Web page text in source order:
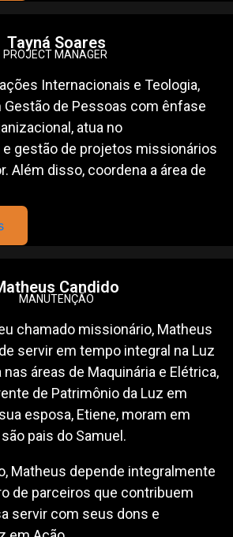
Tayná Soares
PROJECT MANAGER
Internacionais e Teologia,
Gestão de Pessoas com ênfase
atua no
gestão de projetos missionários
Além disso, coordena a área de
Candido
MANUTENÇÃO
chamado missionário, Matheus
servir em tempo integral na Luz
nas áreas de Maquinária e Elétrica,
de Patrimônio da Luz em
esposa, Etiene, moram em
pais do Samuel.
Matheus depende integralmente
de parceiros que contribuem
servir com seus dons e